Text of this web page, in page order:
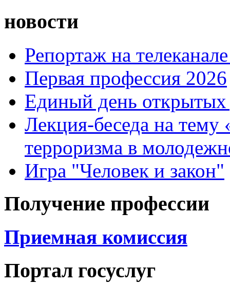
новости
Репортаж на
Первая профессия 2026
Единый день открытых
Лекция-беседа на тему
терроризма в
Игра "Человек и закон"
Получение профессии
Приемная комиссия
Портал госуслуг